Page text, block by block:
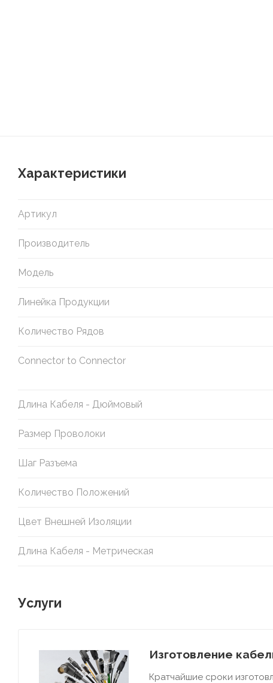
Характеристики
Артикул
Производитель
Модель
Линейка Продукции
Количество Рядов
Connector to Connector
Длина Кабеля - Дюймовый
Размер Проволоки
Шаг Разъема
Количество Положений
Цвет Внешней Изоляции
Длина Кабеля - Метрическая
Услуги
Изготовление
Кратчайшие сроки